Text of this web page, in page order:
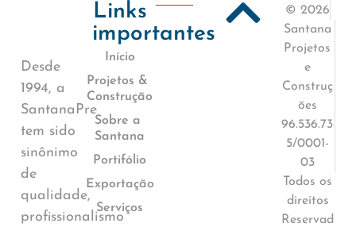
Desde
1994, a
SantanaPre
tem sido
sinônimo
de
qualidade,
profissionalismo
Links
importantes
Início
Projetos &
Construção
Sobre a
Santana
Portifólio
Exportação
Serviços
© 2026
Santana
Projetos
e
Construç
ões
96.536.73
5/0001-
03
Todos os
direitos
Reservad